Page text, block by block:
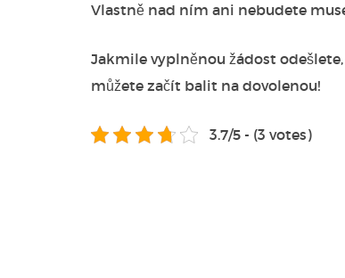
Vlastně nad ním ani nebudete
Jakmile vyplněnou žádost
můžete začít balit na dovolenou!
3.7/5 - (3 votes)